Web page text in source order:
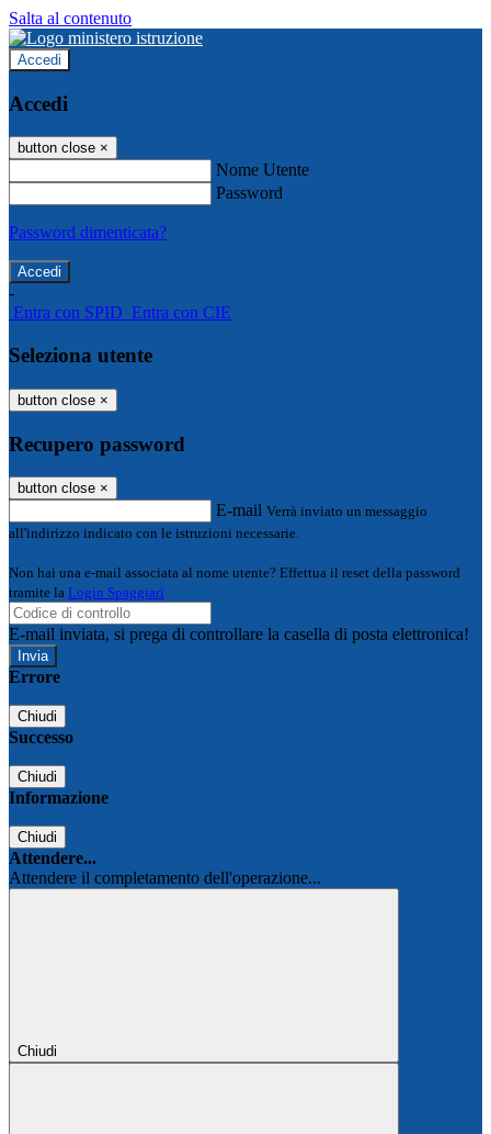
Salta al contenuto
Accedi
Accedi
button close ×
Nome Utente
Password
Password dimenticata?
-
Entra con SPID Entra con CIE
Seleziona utente
button close ×
Recupero password
button close ×
E-mail Verrà inviato un messaggio
all'indirizzo indicato con le istruzioni necessarie.
Non hai una e-mail associata al nome utente? Effettua il reset della password
tramite la Login Spaggiari
E-mail inviata, si prega di controllare la casella di posta elettronica!
Errore
Chiudi
Successo
Chiudi
Informazione
Chiudi
Attendere...
Attendere il completamento dell'operazione...
Chiudi